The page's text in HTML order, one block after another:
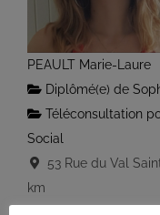
PEAULT Marie-Laure
Diplômé(e) de
Téléconsultation
Social
53 Rue du Val
km